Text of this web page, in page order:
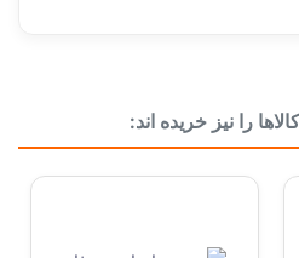
جعبه تکی
را نیز خریده اند: